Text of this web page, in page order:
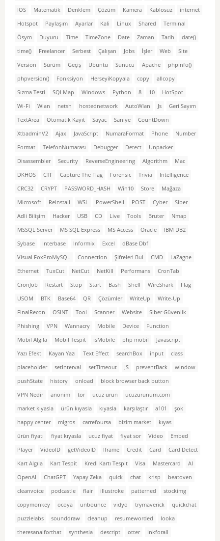
IOS
Matematik Denklem Çözüm Kamera Kablosuz
internet
Hotspot
Paylaşım Ayarlar Kali Linux Shared
Terminal
Ösym
Duyuru Time TimeZone Date Zaman Tarih
date()
time()
Freelancer Serbest Çalışan Jobs İşler Web
Site
Version
Sürüm Geçiş Ubuntu Sunucu Apache
phpinfo()
phpversion()
Fonksiyon HerseyiKopyala copy
allcopy
Sızma Testi
SQLMap Windows Python 8 10
HotSpot
Wi-Fi
Wlan netsh hostednetwork AutoWlan Js
Geri Sayım
TextArea
Otomatik Kayıt Sayac Saniye
CountDown
XtbadminV2
Ajax JavaScript NumaraFormat Phone
Number
Format
TelefonNumarası Debugger Detect
Unpacker
Disassembler
Security ReverseEngineering Algorithm
Mac
DKHOS
CTF Capture The Flag Forensic Trivia
Intelligence
CRC32
CRYPT PASSWORD_HASH Win10 Store
Mağaza
Microsoft
ReInstall WSL PowerShell POST Cyber
Siber
Adli Bilişim
Hacker USB CD Live Tools Bruter
Nmap
MSSQL Server
MS SQL Express MS Access Oracle
IBM DB2
Sybase
Interbase Informix Excel
dBase Dbf
Visual FoxProMySQL
Connection Şifreleri Bul CMD
LaZagne
Ethernet
TuxCut NetCut NetKill Performans
CronTab
CronJob
Restart Stop Start Bash Shell WireShark
Flag
USOM
BTK Base64 QR Çözümler WriteUp
Write-Up
FinalRecon
OSINT Tool Scanner Website
Siber Güvenlik
Phishing
VPN Wannacry Mobile Device
Function
Mobil Algıla
Mobil Tespit isMobile php mobil
Javascript
Yazı Efekt
Kayan Yazı Text Effect searchBox input
class
placeholder
setInterval setTimeout JS preventBack
window
pushState
history onload
block browser back button
VPN Nedir
anonim tor ucuz ürün
ucuzurunum.com
market kıyasla
ürün kıyasla kıyasla karşılaştır a101
şok
happy center
migros carrefoursa bizim market
kıyas
ürün fiyatı
fiyat kıyasla ucuz fiyat fiyat sor Video
Embed
Player
VideoID getVideoID Iframe Credit Card
Card Detect
Kart Algıla
Kart Tespit Kredi Kartı Tespit Visa Mastercard
AI
OpenAI
ChatGPT Yapay Zeka quick chat krisp
beatoven
cleanvoice
podcastle flair illustroke patterned
stockimg
copymonkey
ocoya unbounce vidyo trymaverick
quickchat
puzzlelabs
sounddraw cleanup resumeworded
looka
theresanaiforthat
synthesia descript otter inkforall